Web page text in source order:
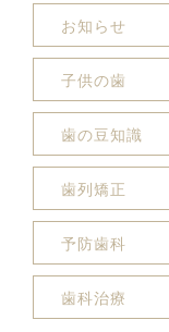
お知らせ
子供の歯
歯の豆知識
歯列矯正
予防歯科
歯科治療